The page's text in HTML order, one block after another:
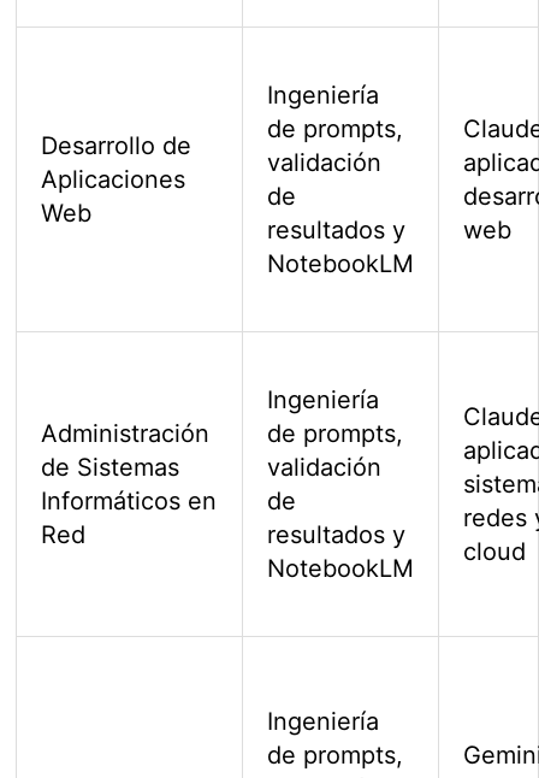
Desarrollo de
Aplicaciones
Web
Ingeniería
de prompts,
validación
de
resultados y
NotebookLM
web
Administración
de Sistemas
Informáticos en
Red
Ingeniería
de prompts,
validación
de
resultados y
NotebookLM
redes
cloud
Ingeniería
de prompts,